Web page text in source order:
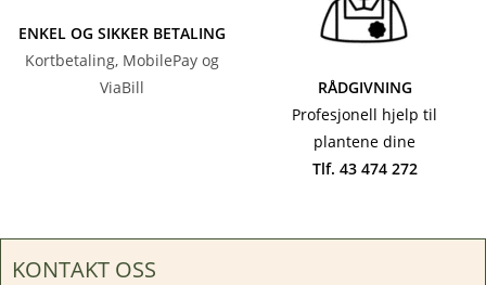
ENKEL OG SIKKER BETALING
Kortbetaling, MobilePay og
ViaBill
RÅDGIVNING
Profesjonell hjelp til
plantene dine
Tlf. 43 474 272
KONTAKT OSS